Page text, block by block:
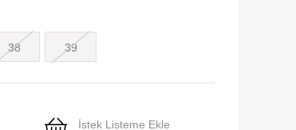
38 39
İstek Listeme Ekle